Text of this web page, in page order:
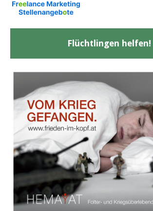
Flüchtlingen helfen!